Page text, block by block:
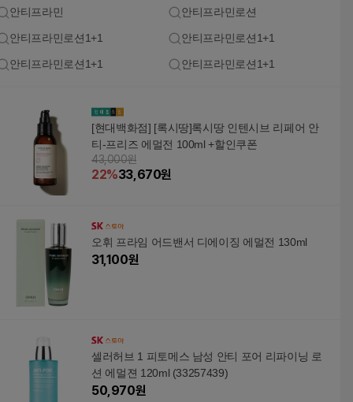
안티프라민 안티프라민로션
안티프라민로션1+1 안티프라민로션1+1
안티프라민로션1+1 안티프라민로션1+1
[현대백화점] [록시땅]록시땅 인텐시브 리페어 안
티-프리즈 에멀전 100ml +할인쿠폰
43,000원
22%33,670원
오휘 프라임 어드밴서 디에이징 에멀전 130ml
31,100원
셀러허브 1 피토메스 남성 안티 포어 리파이닝 로
션 에멀젼 120ml (33257439)
50,970원